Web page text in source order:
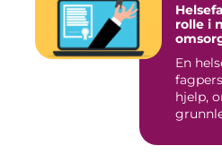
rolle i
En
hjelp,